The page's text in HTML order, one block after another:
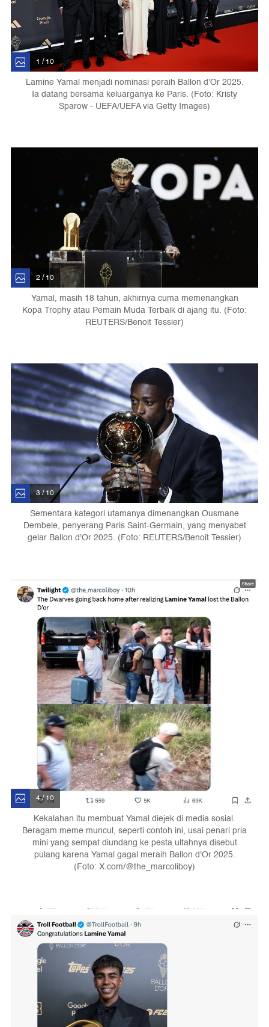
1 / 10
Lamine Yamal menjadi nominasi peraih Ballon d'Or 2025.
Ia datang bersama keluarganya ke Paris. (Foto: Kristy
Sparow - UEFA/UEFA via Getty Images)
2 / 10
Yamal, masih 18 tahun, akhirnya cuma memenangkan
Kopa Trophy atau Pemain Muda Terbaik di ajang itu. (Foto:
REUTERS/Benoit Tessier)
3 / 10
Sementara kategori utamanya dimenangkan Ousmane
Dembele, penyerang Paris Saint-Germain, yang menyabet
gelar Ballon d'Or 2025. (Foto: REUTERS/Benoit Tessier)
4 / 10
Kekalahan itu membuat Yamal diejek di media sosial.
Beragam meme muncul, seperti contoh ini, usai penari pria
mini yang sempat diundang ke pesta ultahnya disebut
pulang karena Yamal gagal meraih Ballon d'Or 2025.
(Foto: X.com/@the_marcoliboy)